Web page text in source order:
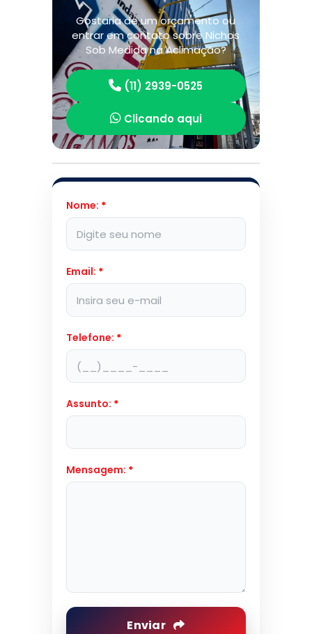
Gostaria de um orçamento ou
entrar em contato sobre Nichos
Sob Medida na Aclimação?
(11) 2939-0525
Clicando aqui
Nome: *
Email: *
Telefone: *
Assunto: *
Mensagem: *
Enviar